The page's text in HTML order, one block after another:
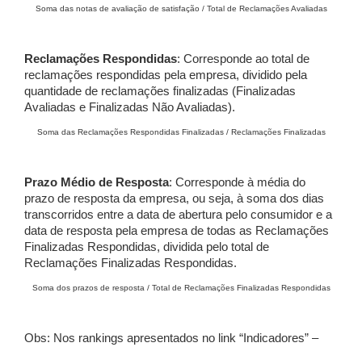
Soma das notas de avaliação de satisfação / Total de Reclamações Avaliadas
Reclamações Respondidas: Corresponde ao total de
reclamações respondidas pela empresa, dividido pela
quantidade de reclamações finalizadas (Finalizadas
Avaliadas e Finalizadas Não Avaliadas).
Soma das Reclamações Respondidas Finalizadas / Reclamações Finalizadas
Prazo Médio de Resposta: Corresponde à média do
prazo de resposta da empresa, ou seja, à soma dos dias
transcorridos entre a data de abertura pelo consumidor e a
data de resposta pela empresa de todas as Reclamações
Finalizadas Respondidas, dividida pelo total de
Reclamações Finalizadas Respondidas.
Soma dos prazos de resposta / Total de Reclamações Finalizadas Respondidas
Obs: Nos rankings apresentados no link “Indicadores” –